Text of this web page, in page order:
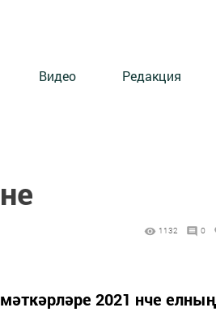
Видео Редакция
1132 0
2021 нче елның